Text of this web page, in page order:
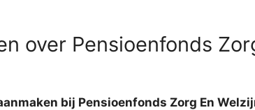
over Pensioenfonds
bij Pensioenfonds Zorg En